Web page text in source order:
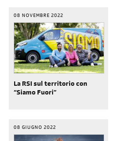
08 NOVEMBRE 2022
La RSI sul territorio con
“Siamo Fuori”
08 GIUGNO 2022